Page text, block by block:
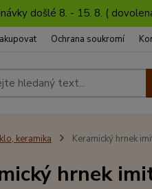
došlé 8. - 15. 8. (
Ochrana soukromí
keramika Keramický hrnek
hrnek